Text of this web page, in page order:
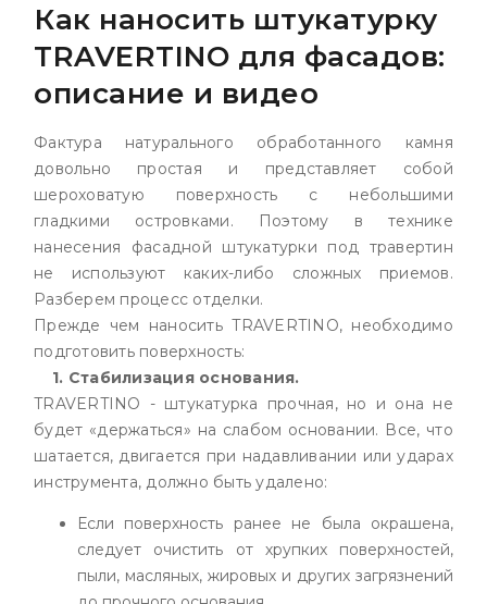
Как наносить штукатурку
TRAVERTINO для фасадов:
описание и видео
Фактура натурального обработанного камня
довольно простая и представляет собой
шероховатую поверхность с небольшими
гладкими островками. Поэтому в технике
нанесения фасадной штукатурки под травертин
не используют каких-либо сложных приемов.
Разберем процесс отделки.
Прежде чем наносить TRAVERTINO, необходимо
подготовить поверхность:
1. Стабилизация основания.
TRAVERTINO - штукатурка прочная, но и она не
будет «держаться» на слабом основании. Все, что
шатается, двигается при надавливании или ударах
инструмента, должно быть удалено:
Если поверхность ранее не была окрашена,
следует очистить от хрупких поверхностей,
пыли, масляных, жировых и других загрязнений